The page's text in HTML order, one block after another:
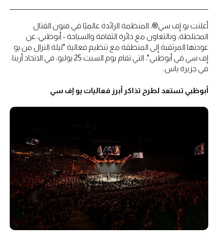
أعلنت يو إف سي®، المنظمة الرائدة عالميًا في فنون القتال
المختلطة، وبالتعاون مع دائرة الثقافة والسياحة - أبوظبي، عن
عودتها المرتقبة إلى المنطقة مع تنظيم فعالية "ليلة النزال من يو
إف سي في أبوظبي"، التي تقام يوم السبت 25 يوليو، في الاتحاد أرينا،
في جزيرة ياس.
أبوظبي تستعد لطرح تذاكر أبرز فعاليات يو إف سي